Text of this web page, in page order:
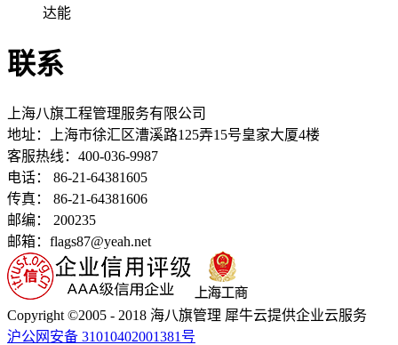
达能
联系
上海八旗工程管理服务有限公司
地址：
上海市徐汇区漕溪路125弄15号皇家大厦4楼
客服热线：400-036-9987
电话： 86-21-64381605
传真： 86-21-64381606
邮编： 200235
邮箱：flags87@yeah.net
Copyright ©2005 - 2018 海八旗管理 犀牛云提供企业云服务
沪公网安备 31010402001381号